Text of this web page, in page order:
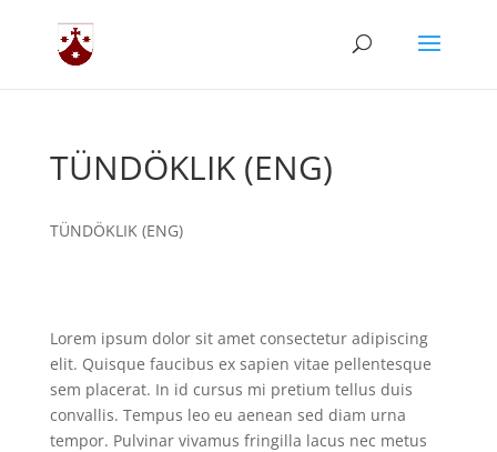
TÜNDÖKLIK (ENG)
TÜNDÖKLIK (ENG)
Lorem ipsum dolor sit amet consectetur adipiscing
elit. Quisque faucibus ex sapien vitae pellentesque
sem placerat. In id cursus mi pretium tellus duis
convallis. Tempus leo eu aenean sed diam urna
tempor. Pulvinar vivamus fringilla lacus nec metus